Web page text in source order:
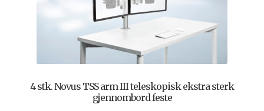
4 stk. Novus TSS arm III teleskopisk ekstra sterk
gjennombord feste